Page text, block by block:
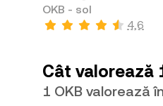
OKB - sol
4,6
Cât valorează
1 OKB valorează